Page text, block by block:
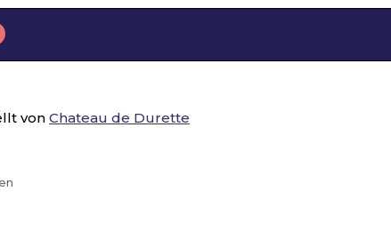
von Chateau de Durette